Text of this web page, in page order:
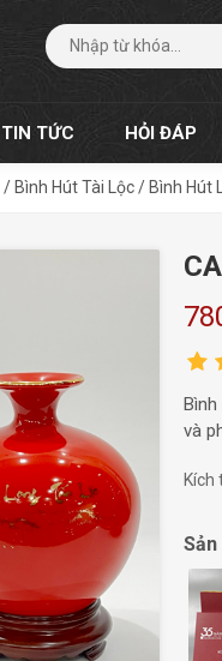
TIN TỨC HỎI ĐÁP
/ Bình Hút Tài Lộc/ Bình Hút
và
Kích